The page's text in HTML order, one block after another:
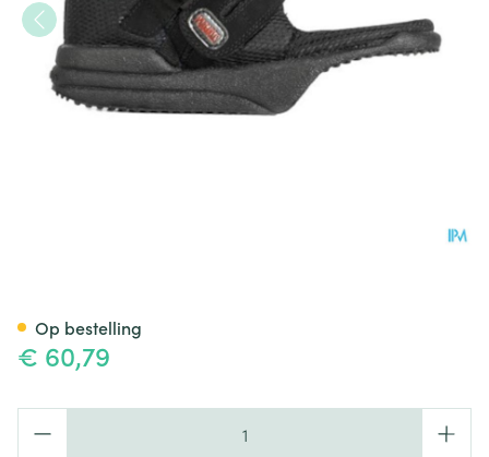
€ 60,79
Op bestelling